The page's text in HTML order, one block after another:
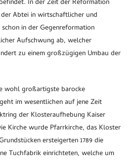
In der Zeit der Reformation
Abtei in wirtschaftlicher und
in der Gegenreformation
Aufschwung ab, welcher
zu einem großzügigen Umbau der
wohl großartigste barocke
im wesentlichen auf jene Zeit
der Klosteraufhebung Kaiser
Kirche wurde Pfarrkirche, das Kloster
ersteigerten 1789 die
Tuchfabrik einrichteten, welche um